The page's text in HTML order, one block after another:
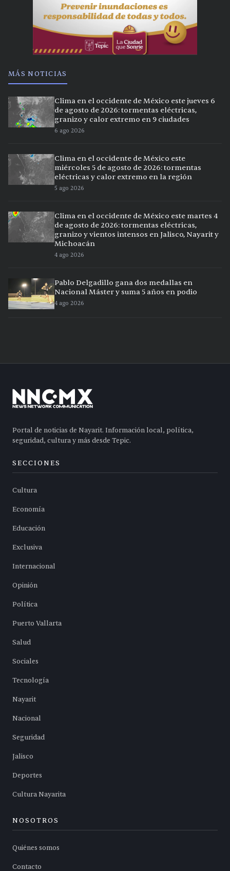
MÁS NOTICIAS
Clima en el occidente de México este jueves 6
de agosto de 2026: tormentas eléctricas,
granizo y calor extremo en 9 ciudades
6 ago 2026
Clima en el occidente de México este
miércoles 5 de agosto de 2026: tormentas
eléctricas y calor extremo en la región
5 ago 2026
Clima en el occidente de México este martes 4
de agosto de 2026: tormentas eléctricas,
granizo y vientos intensos en Jalisco, Nayarit y
Michoacán
4 ago 2026
Pablo Delgadillo gana dos medallas en
Nacional Máster y suma 5 años en podio
4 ago 2026
Portal de noticias de Nayarit. Información local, política,
seguridad, cultura y más desde Tepic.
SECCIONES
Cultura
Economía
Educación
Exclusiva
Internacional
Opinión
Política
Puerto Vallarta
Salud
Sociales
Tecnología
Nayarit
Nacional
Seguridad
Jalisco
Deportes
Cultura Nayarita
NOSOTROS
Quiénes somos
Contacto